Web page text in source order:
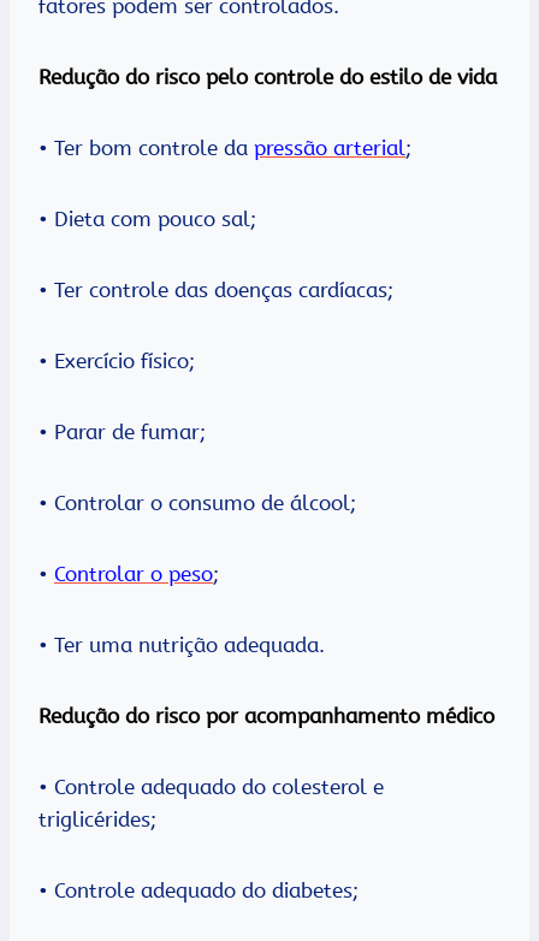
fatores podem ser controlados.
Redução do risco pelo controle do estilo de vida
• Ter bom controle da pressão arterial;
• Dieta com pouco sal;
• Ter controle das doenças cardíacas;
• Exercício físico;
• Parar de fumar;
• Controlar o consumo de álcool;
• Controlar o peso;
• Ter uma nutrição adequada.
Redução do risco por acompanhamento médico
• Controle adequado do colesterol e
triglicérides;
• Controle adequado do diabetes;